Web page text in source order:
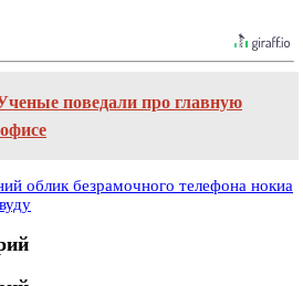
поведали про главную
облик безрамочного телефона нокиа